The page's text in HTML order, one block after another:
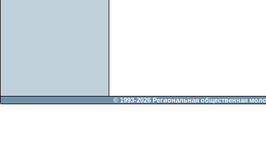
© 1993-2026 Региональная общественная